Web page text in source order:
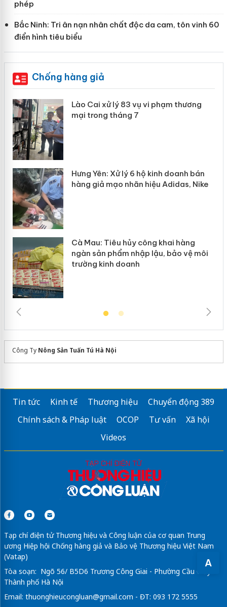
A
phép
Bắc Ninh: Tri ân nạn nhân chất độc da cam, tôn vinh 60
điển hình tiêu biểu
Chống hàng giả
Lào Cai xử lý 83 vụ vi phạm thương
mại trong tháng 7
Hưng Yên: Xử lý 6 hộ kinh doanh bán
hàng giả mạo nhãn hiệu Adidas, Nike
Cà Mau: Tiêu hủy công khai hàng
ngàn sản phẩm nhập lậu, bảo vệ môi
trường kinh doanh
Công Ty Nông Sản Tuấn Tú Hà Nội
Tin tức Kinh tế Thương hiệu
Chuyển động 389
Chính sách & Pháp luật
OCOP Tư vấn
Xã hội
Videos
Tạp chí điện tử Thương hiệu và Công luận của cơ quan Trung
ương Hiệp hội Chống hàng giả và Bảo vệ Thương hiệu Việt Nam
(Vatap)
Tòa soạn: Ngõ 56/ B5D6 Trương Công Giai - Phường Cầu Giấy -
Thành phố Hà Nội
Email: thuonghieucongluan@gmail.com - ĐT: 093 172 5555